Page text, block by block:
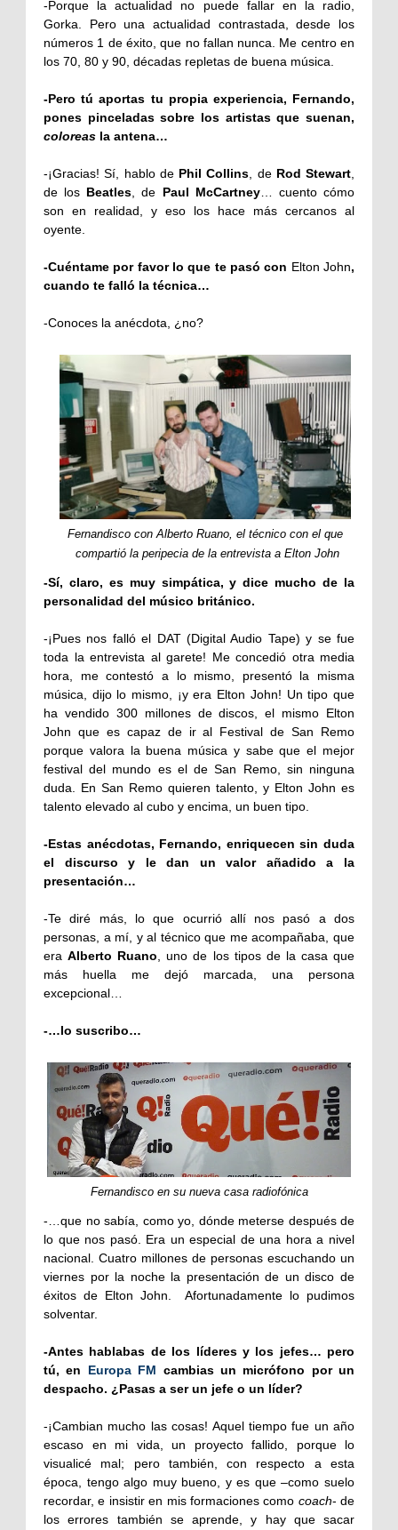
-Porque la actualidad no puede fallar en la radio,
Gorka. Pero una actualidad contrastada, desde los
números 1 de éxito, que no fallan nunca. Me centro en
los 70, 80 y 90, décadas repletas de buena música.
-Pero tú aportas tu propia experiencia, Fernando,
pones pinceladas sobre los artistas que suenan,
coloreas la antena…
-¡Gracias! Sí, hablo de Phil Collins, de Rod Stewart,
de los Beatles, de Paul McCartney… cuento cómo
son en realidad, y eso los hace más cercanos al
oyente.
-Cuéntame por favor lo que te pasó con Elton John,
cuando te falló la técnica…
-Conoces la anécdota, ¿no?
Fernandisco con Alberto Ruano, el técnico con el que
compartió la peripecia de la entrevista a Elton John
-Sí, claro, es muy simpática, y dice mucho de la
personalidad del músico británico.
-¡Pues nos falló el DAT (Digital Audio Tape) y se fue
toda la entrevista al garete! Me concedió otra media
hora, me contestó a lo mismo, presentó la misma
música, dijo lo mismo, ¡y era Elton John! Un tipo que
ha vendido 300 millones de discos, el mismo Elton
John que es capaz de ir al Festival de San Remo
porque valora la buena música y sabe que el mejor
festival del mundo es el de San Remo, sin ninguna
duda. En San Remo quieren talento, y Elton John es
talento elevado al cubo y encima, un buen tipo.
-Estas anécdotas, Fernando, enriquecen sin duda
el discurso y le dan un valor añadido a la
presentación…
-Te diré más, lo que ocurrió allí nos pasó a dos
personas, a mí, y al técnico que me acompañaba, que
eraAlberto Ruano, uno de los tipos de la casa que
más huella me dejó marcada, una persona
excepcional…
-…lo suscribo…
Fernandisco en su nueva casa radiofónica
-…que no sabía, como yo, dónde meterse después de
lo que nos pasó. Era un especial de una hora a nivel
nacional. Cuatro millones de personas escuchando un
viernes por la noche la presentación de un disco de
éxitos de Elton John. Afortunadamente lo pudimos
solventar.
-Antes hablabas de los líderes y los jefes… pero
tú, en Europa FM cambias un micrófono por un
despacho. ¿Pasas a ser un jefe o un líder?
-¡Cambian mucho las cosas! Aquel tiempo fue un año
escaso en mi vida, un proyecto fallido, porque lo
visualicé mal; pero también, con respecto a esta
época, tengo algo muy bueno, y es que –como suelo
recordar, e insistir en mis formaciones como coach- de
los errores también se aprende, y hay que sacar